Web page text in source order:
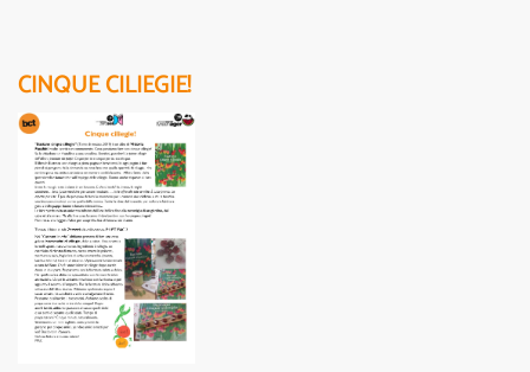
CINQUE CILIEGIE!